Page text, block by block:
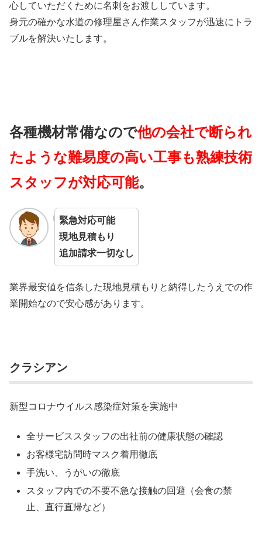
心していただくために名刺をお渡ししています。
身元の確かな水道の修理屋さん作業スタッフが迅速にトラ
ブルを解決いたします。
各種機材常備なので他の会社で断られ
たような難易度の高い工事も熟練技術
スタッフが対応可能。
緊急対応可能
現地見積もり
追加請求一切なし
業界最安値を信条した現地見積もりと納得したうえでの作
業開始なので安心感があります。
クラシアン
新型コロナウイルス感染症対策を実施中
全サービススタッフの出社前の健康状態の確認
お客様宅訪問時マスク着用徹底
手洗い、うがいの徹底
スタッフ内での不要不急な接触の回避（会食の禁
止、直行直帰など）